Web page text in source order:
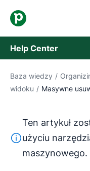
Help Center
Baza wiedzy
Skontaktuj się z
Baza wiedzy /
widoku / Masywne
Ten tekst został
Ten artykuł
użyciu
maszynowego.